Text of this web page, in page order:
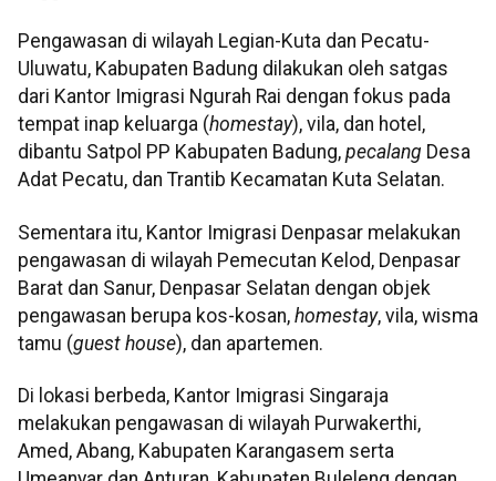
Pengawasan di wilayah Legian-Kuta dan Pecatu-
Uluwatu, Kabupaten Badung dilakukan oleh satgas
dari Kantor Imigrasi Ngurah Rai dengan fokus pada
tempat inap keluarga (homestay), vila, dan hotel,
dibantu Satpol PP Kabupaten Badung, pecalang Desa
Adat Pecatu, dan Trantib Kecamatan Kuta Selatan.
Sementara itu, Kantor Imigrasi Denpasar melakukan
pengawasan di wilayah Pemecutan Kelod, Denpasar
Barat dan Sanur, Denpasar Selatan dengan objek
pengawasan berupa kos-kosan, homestay, vila, wisma
tamu (guest house), dan apartemen.
Di lokasi berbeda, Kantor Imigrasi Singaraja
melakukan pengawasan di wilayah Purwakerthi,
Amed, Abang, Kabupaten Karangasem serta